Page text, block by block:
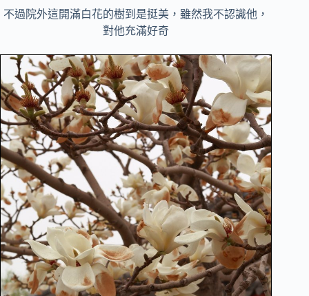
不過院外這開滿白花的樹到是挺美，雖然我不認識他，
對他充滿好奇